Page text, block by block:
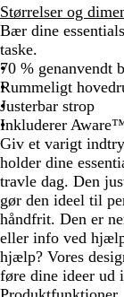
o
r
t
a
r
i
n
e
b
l
å
v
i
d
r
ø
n
a
v
r
e
g
r
y
n
Størrelser og
Bær dine
taske.
70 % genanvendt
Rummeligt
Justerbar strop
Inkluderer
Giv et varigt
holder dine
travle dag. Den
gør den ideel til
håndfrit. Den er
eller info ved
hjælp? Vores
føre dine ideer ud